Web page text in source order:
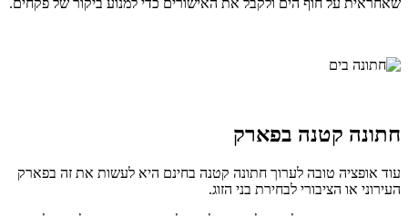
שאחראית על חוף הים ולקבל את האישורים כדי למנוע ביקור של פקחים.
חתונה קטנה בפארק
עוד אופציה טובה לערוך חתונה קטנה בחינם היא לעשות את זה בפארק
העירוני או הציבורי לבחירת בני הזוג.